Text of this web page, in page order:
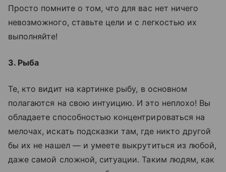
Просто помните о том, что для вас нет ничего
невозможного, ставьте цели и с легкостью их
выполняйте!
3. Рыба
Те, кто видит на картинке рыбу, в основном
полагаются на свою интуицию. И это неплохо! Вы
обладаете способностью концентрироваться на
мелочах, искать подсказки там, где никто другой
бы их не нашел — и умеете выкрутиться из любой,
даже самой сложной, ситуации. Таким людям, как